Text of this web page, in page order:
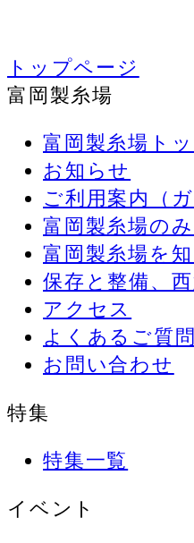
トップページ
富岡製糸場
富岡製糸場ト
お知らせ
ご利用案内（
富岡製糸場の
富岡製糸場を知
保存と整備、
アクセス
よくあるご質問
お問い合わせ
特集
特集一覧
イベント